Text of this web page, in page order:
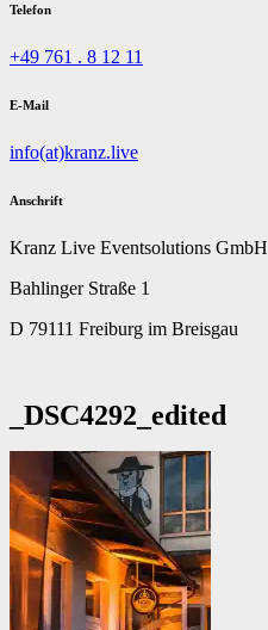
Telefon
+49 761 . 8 12 11
E-Mail
info(at)kranz.live
Anschrift
Kranz Live Eventsolutions GmbH
Bahlinger Straße 1
D 79111 Freiburg im Breisgau
_DSC4292_edited